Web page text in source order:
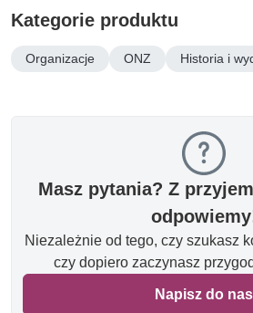
Kategorie produktu
Organizacje ONZ Historia i
Masz pytania? Z
Niezależnie od tego, czy szukasz
czy dopiero zaczynasz
Napisz do nas